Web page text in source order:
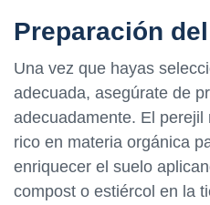
Preparación
Una vez que hayas
adecuada, asegúrate de
adecuadamente. El
rico en materia orgánica
enriquecer el suelo
compost o estiércol en la